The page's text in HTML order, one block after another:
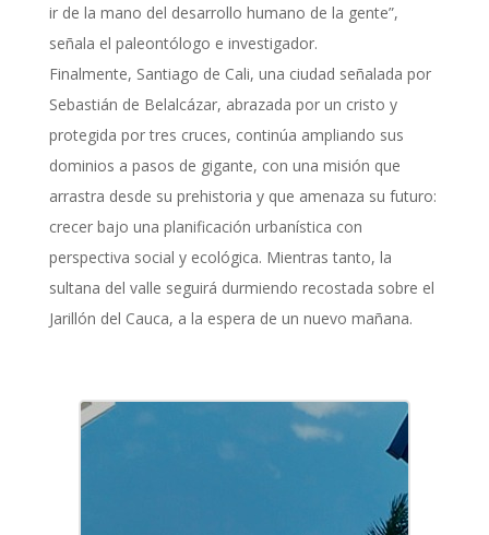
ir de la mano del desarrollo humano de la gente”,
señala el paleontólogo e investigador.
Finalmente, Santiago de Cali, una ciudad señalada por
Sebastián de Belalcázar, abrazada por un cristo y
protegida por tres cruces, continúa ampliando sus
dominios a pasos de gigante, con una misión que
arrastra desde su prehistoria y que amenaza su futuro:
crecer bajo una planificación urbanística con
perspectiva social y ecológica. Mientras tanto, la
sultana del valle seguirá durmiendo recostada sobre el
Jarillón del Cauca, a la espera de un nuevo mañana.